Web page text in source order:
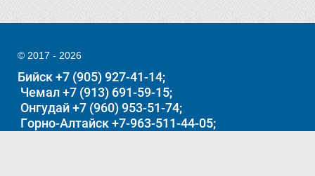
© 2017 - 2026
Бийск +7 (905) 927-41-14
Чемал +7 (913) 691-59-15
Онгудай +7 (960) 953-51-74
Горно-Алтайск +7-963-511-44-05